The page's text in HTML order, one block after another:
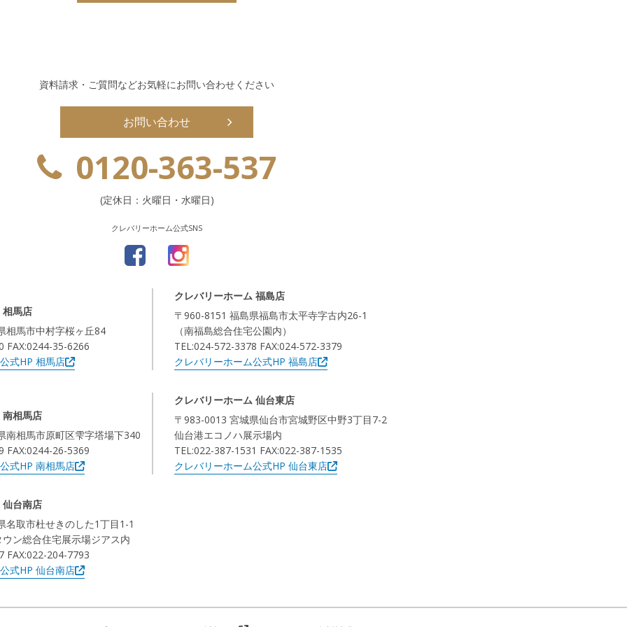
資料請求・ご質問などお気軽にお問い合わせください
お問い合わせ
0120-363-537
(定休日：火曜日・水曜日)
クレバリーホーム公式SNS
相馬店
相馬市中村字桜ヶ丘84
FAX:0244-35-6266
式HP 相馬店
クレバリーホーム 福島店
〒960-8151 福島県福島市太平寺字古内26-1
（南福島総合住宅公園内）
TEL:024-572-3378 FAX:024-572-3379
クレバリーホーム公式HP 福島店
南相馬店
南相馬市原町区雫字塔場下340
FAX:0244-26-5369
式HP 南相馬店
クレバリーホーム 仙台東店
〒983-0013 宮城県仙台市宮城野区中野3丁目7-2
仙台港エコノハ展示場内
TEL:022-387-1531 FAX:022-387-1535
クレバリーホーム公式HP 仙台東店
仙台南店
名取市杜せきのした1丁目1-1
ン総合住宅展示場ジアス内
FAX:022-204-7793
式HP 仙台南店